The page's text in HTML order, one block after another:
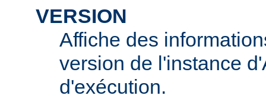
VERSION
Affiche des
version de l'instance
d'exécution.